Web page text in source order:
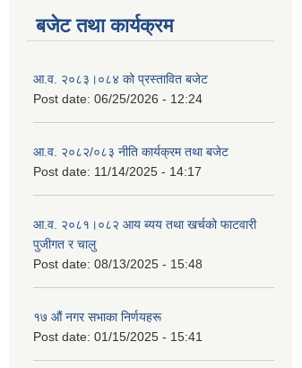
बजेट तथा कार्यक्रम
आ.व. २०८३।०८४ को प्रस्तावित बजेट
Post date: 06/25/2026 - 12:24
आ.व. २०८२/०८३ नीति कार्यक्रम तथा बजेट
Post date: 11/14/2025 - 14:17
आ.व. २०८१।०८२ आय ब्यय तथा खर्चको फाटवारी
पुजीगत र चालु
Post date: 08/13/2025 - 15:48
१७ औं नगर सभाका निर्णयहरू
Post date: 01/15/2025 - 15:41